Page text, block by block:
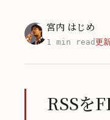
宮内 はじめ
1 min read更
RSSを